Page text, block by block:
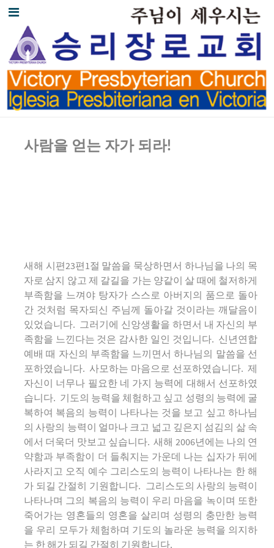
사람을 얻는 자가 되라!
새해 시편23편1절 말씀을 묵상하면서 하나님을 나의 목
자로 삼지 않고 제 갈길을 가는 양같이 살 때에 철저하게
부족함을 느껴야 탕자가 스스로 아버지의 품으로 돌아
간 것처럼 목자되신 주님께 돌아갈 것이라는 깨달음이
있었습니다. 그러기에 신앙생활을 하면서 내 자신의 부
족함을 느낀다는 것은 감사한 일인 것입니다. 신년연합
예배 때 자신의 부족함을 느끼면서 하나님의 말씀을 선
포하였습니다. 사모하는 마음으로 선포하였습니다. 제
자신이 너무나 필요한 네 가지 능력에 대해서 선포하였
습니다. 기도의 능력을 체험하고 싶고 성령의 능력에 굴
복하여 복음의 능력이 나타나는 것을 보고 싶고 하나님
의 사랑의 능력이 얼마나 크고 넓고 깊은지 섬김의 삶 속
에서 더욱더 맛보고 싶습니다. 새해 2006년에는 나의 연
약함과 부족함이 더 들춰지는 가운데 나는 십자가 뒤에
사라지고 오직 예수 그리스도의 능력이 나타나는 한 해
가 되길 간절히 기원합니다. 그리스도의 사랑의 능력이
나타나며 그의 복음의 능력이 우리 마음을 녹이며 또한
죽어가는 영혼들의 영혼을 살리며 성령의 충만한 능력
을 우리 모두가 체험하며 기도의 놀라운 능력을 의지하
는 한 해가 되길 간절히 기원합니다.